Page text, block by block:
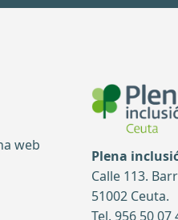
web
Plena
Calle 113.
51002 Ceuta.
Tel. 956 50 07